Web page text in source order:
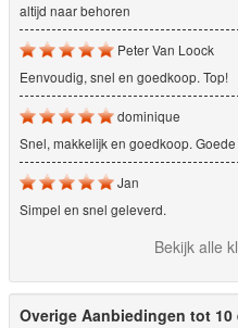
altijd naar behoren
Peter Van Loock
Eenvoudig, snel en goedkoop. Top!
dominique
Snel, makkelijk en goedkoop.
Jan
Simpel en snel geleverd.
Bekijk alle
Overige Aanbiedingen tot